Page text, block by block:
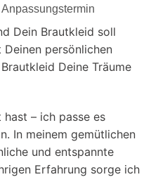
Dein Brautkleid soll
persönlichen
Deine Träume
– ich passe es
In meinem gemütlichen
und entspannte
Erfahrung sorge ich